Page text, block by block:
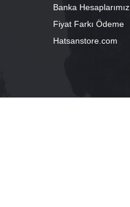
Banka Hesaplarımız
Fiyat Farkı Ödeme
Hatsanstore.com